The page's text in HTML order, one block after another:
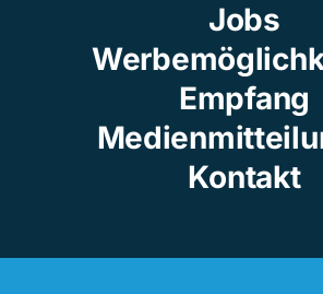
Jobs
Empfang
Kontakt